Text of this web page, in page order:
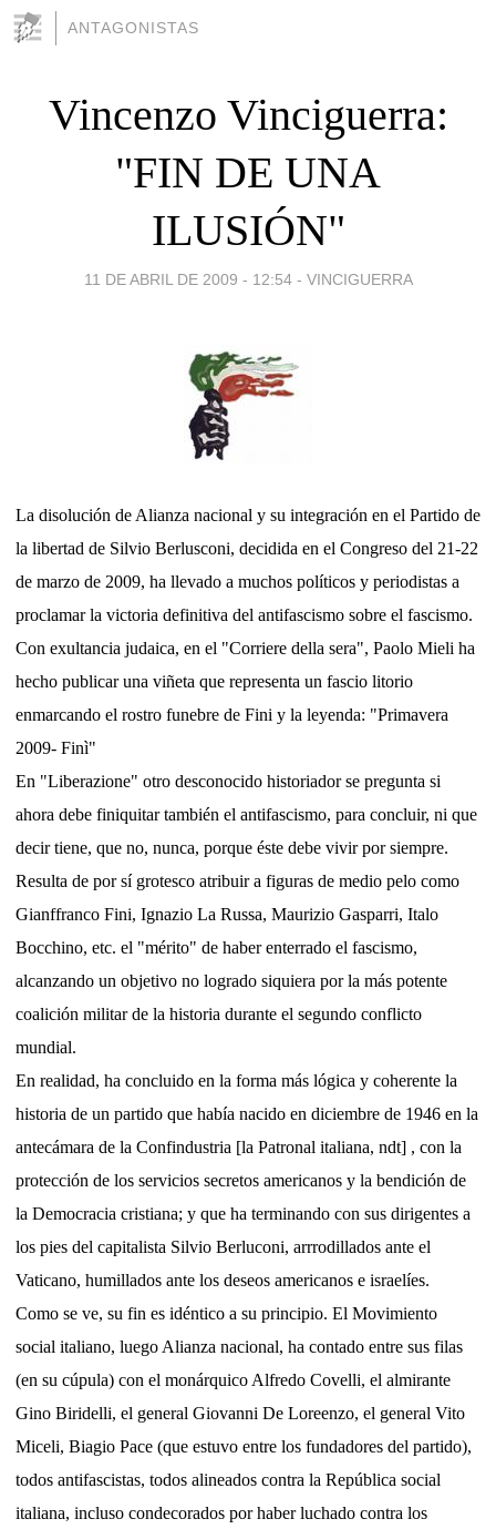
ANTAGONISTAS
Vincenzo Vinciguerra:
"FIN DE UNA
ILUSIÓN"
11 DE ABRIL DE 2009 - 12:54 - VINCIGUERRA
La disolución de Alianza nacional y su integración en el Partido de
la libertad de Silvio Berlusconi, decidida en el Congreso del 21-22
de marzo de 2009, ha llevado a muchos políticos y periodistas a
proclamar la victoria definitiva del antifascismo sobre el fascismo.
Con exultancia judaica, en el "Corriere della sera", Paolo Mieli ha
hecho publicar una viñeta que representa un fascio litorio
enmarcando el rostro funebre de Fini y la leyenda: "Primavera
2009- Finì"
En "Liberazione" otro desconocido historiador se pregunta si
ahora debe finiquitar también el antifascismo, para concluir, ni que
decir tiene, que no, nunca, porque éste debe vivir por siempre.
Resulta de por sí grotesco atribuir a figuras de medio pelo como
Gianffranco Fini, Ignazio La Russa, Maurizio Gasparri, Italo
Bocchino, etc. el "mérito" de haber enterrado el fascismo,
alcanzando un objetivo no logrado siquiera por la más potente
coalición militar de la historia durante el segundo conflicto
mundial.
En realidad, ha concluido en la forma más lógica y coherente la
historia de un partido que había nacido en diciembre de 1946 en la
antecámara de la Confindustria [la Patronal italiana, ndt] , con la
protección de los servicios secretos americanos y la bendición de
la Democracia cristiana; y que ha terminando con sus dirigentes a
los pies del capitalista Silvio Berluconi, arrrodillados ante el
Vaticano, humillados ante los deseos americanos e israelíes.
Como se ve, su fin es idéntico a su principio. El Movimiento
social italiano, luego Alianza nacional, ha contado entre sus filas
(en su cúpula) con el monárquico Alfredo Covelli, el almirante
Gino Biridelli, el general Giovanni De Loreenzo, el general Vito
Miceli, Biagio Pace (que estuvo entre los fundadores del partido),
todos antifascistas, todos alineados contra la República social
italiana, incluso condecorados por haber luchado contra los